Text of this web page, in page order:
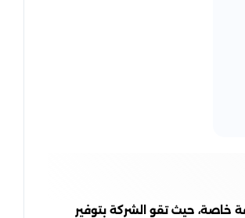
حيث تقو الشركة بتوفير